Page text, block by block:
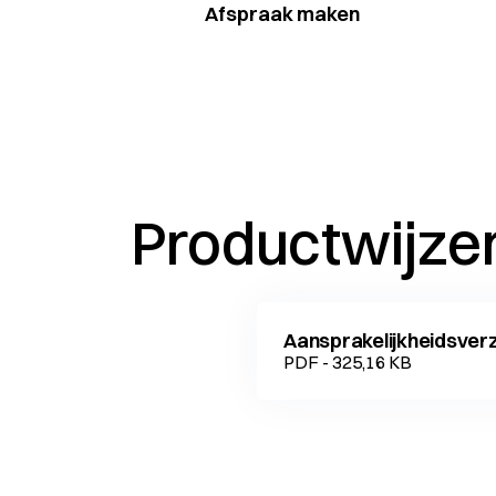
Afspraak maken
PDF - 325,16 KB